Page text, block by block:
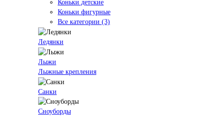
Коньки детские
Коньки фигурные
Все категории (3)
Ледянки
Лыжи
Лыжные крепления
Санки
Сноуборды